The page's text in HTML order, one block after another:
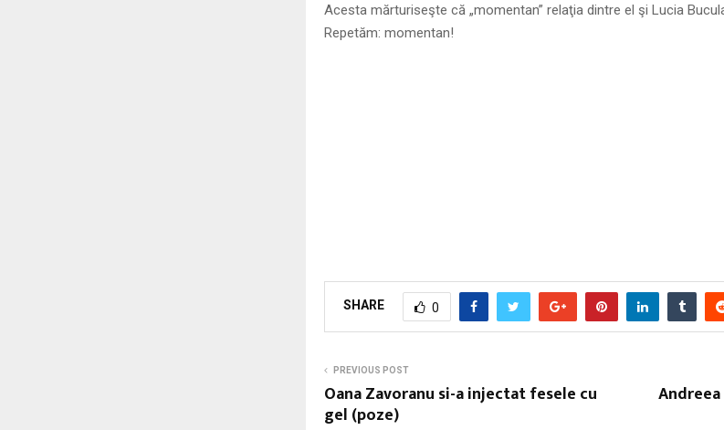
Acesta mărturiseşte că „momentan” relaţia dintre el şi Lucia
Repetăm: momentan!
SHARE 0
PREVIOUS POST
Oana Zavoranu si-a injectat fesele cu
gel (poze)